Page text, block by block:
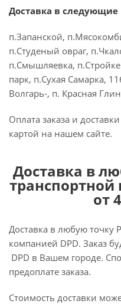
Доставка в
п.Запанской,
п.Студеный овраг,
п.Смышляевка,
парк, п.Сухая Самарка,
Волгарь-, п. Красная
Оплата заказа и
картой на нашем сайте.
Доставка в
от
Доставка в любую точку
компанией DPD. Заказ
DPD в Вашем городе.
предоплате заказа.
Стоимость доставки